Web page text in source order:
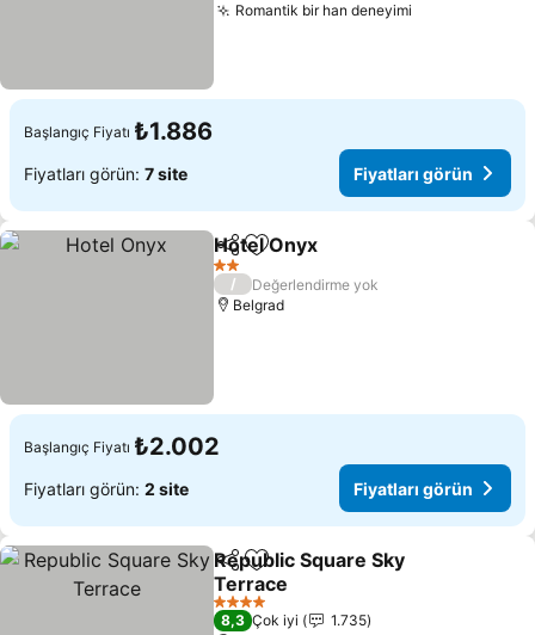
Romantik bir han deneyimi
Başlangıç Fiyatı ₺1.886
Fiyatları görün: 7 site Fiyatları görün
PaylaşFavorilerime ekle
Hotel Onyx
2 Yıldız
/
Değerlendirme yok
Belgrad
Başlangıç Fiyatı ₺2.002
Fiyatları görün: 2 site Fiyatları görün
PaylaşFavorilerime ekle
Republic Square Sky
Terrace
Fiyatları görün
4 Yıldız
8,3 Çok iyi
1.735